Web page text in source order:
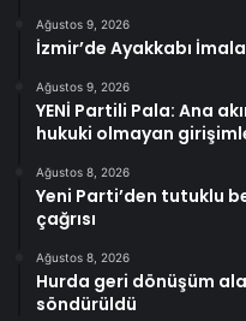
Ağustos 9, 2026
İzmir’de Ayakkabı
Ağustos 9, 2026
YENİ Partili Pala: Ana
hukuki olmayan
Ağustos 8, 2026
Yeni Parti’den tutuklu
çağrısı
Ağustos 8, 2026
Hurda geri dönüşüm
söndürüldü